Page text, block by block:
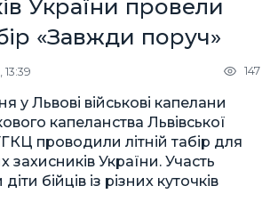
України провели
«Завжди поруч»
147
у Львові військові капелани
капеланства Львівської
проводили літній табір для
захисників України. Участь
бійців із різних куточків